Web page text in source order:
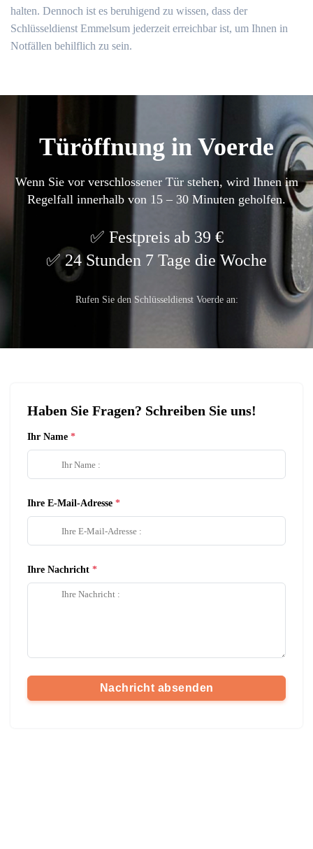
halten.​ Dennoch ist es beruhigend zu wissen, dass der
Schlüsseldienst Emmelsum jederzeit erreichbar ist, um Ihnen in
Notfällen behilflich zu sein.​
Türöffnung in Voerde
Wenn Sie vor verschlossener Tür stehen, wird Ihnen im
Regelfall innerhalb von 15 – 30 Minuten geholfen.
Festpreis ab 39 €
24 Stunden 7 Tage die Woche
Rufen Sie den Schlüsseldienst Voerde an:
Haben Sie Fragen? Schreiben Sie uns!
Ihr Name
Ihre E-Mail-Adresse
Ihre Nachricht
Nachricht absenden